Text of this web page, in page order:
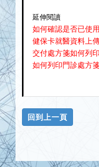
延伸閱讀
如何確認是否已使
健保卡就醫資料上
交付處方箋如何列
如何列印門診處方